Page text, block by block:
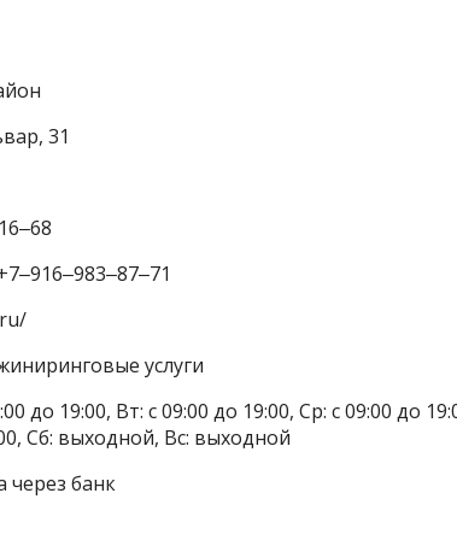
31
услуги
до 19:00, Вт: с 09:00 до 19:00, Ср: с 09:00 до
Сб: выходной, Вс: выходной
через банк